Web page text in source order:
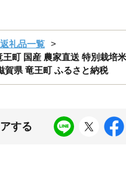
礼品一覧
町 国産 農家直送 特別栽
賀県 竜王町 ふるさと納税
する